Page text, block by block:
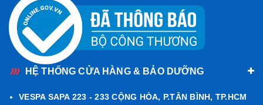
kiểm tra áp suất và độ mòn của lốp định kỳ để chiếc Piaggio
Liberty của bạn luôn ở trạng thái vận hành tốt nhất.
📞Hotline: 0909538823 (Tư vấn phụ tùng), hoặc tới trực tiếp
cửa hàng của Sapa để xem trực tiếp sản phẩm:
531 Đường 3/2, P.Diên Hồng, TPHCM.
131 Kinh Dương Vương, P.Phú Lâm,
HỆ THỐNG CỬA HÀNG & BẢO DƯỠNG
VESPA SAPA 223 - 233 CỘNG HÒA, P.TÂN BÌNH, TP.HCM